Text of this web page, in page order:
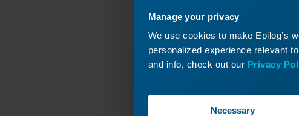
Manage your privacy
We use cookies to make Epilog’s
personalized experience relevant
and info, check out our Privacy
Necessary
¿No